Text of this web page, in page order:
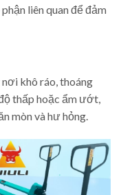
liên quan để đảm
khô ráo, thoáng
thấp hoặc ẩm ướt,
mòn và hư hỏng.